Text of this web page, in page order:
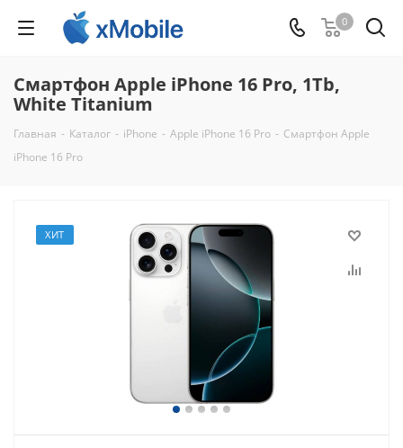
0
Смартфон Apple iPhone 16 Pro, 1Tb,
White Titanium
Главная - Каталог - iPhone - Apple iPhone 16 Pro - Смартфон Apple
iPhone 16 Pro
ХИТ